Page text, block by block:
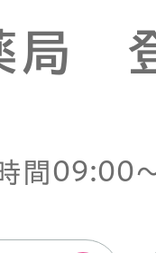
局
間 09:00